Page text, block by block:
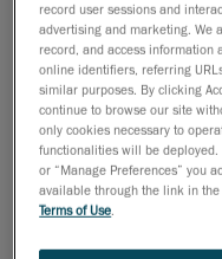
record user sessions and
advertising and marketing. We
record, and access information
online identifiers, referring
similar purposes. By clicking
continue to browse our site
only cookies necessary to
functionalities will be deployed.
or “Manage Preferences” you
available through the link in
Terms of Use.